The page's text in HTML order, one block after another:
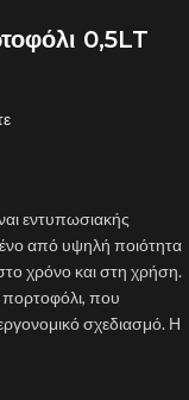
0,5LT
εντυπωσιακής
από υψηλή ποιότητα
χρόνο και στη χρήση.
πορτοφόλι, που
σχεδιασμό. Η